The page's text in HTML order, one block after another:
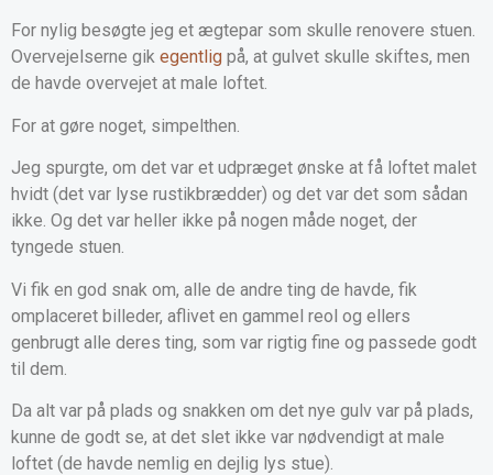
For nylig besøgte jeg et ægtepar som skulle renovere stuen.
Overvejelserne gik egentlig på, at gulvet skulle skiftes, men
de havde overvejet at male loftet.
For at gøre noget, simpelthen.
Jeg spurgte, om det var et udpræget ønske at få loftet malet
hvidt (det var lyse rustikbrædder) og det var det som sådan
ikke. Og det var heller ikke på nogen måde noget, der
tyngede stuen.
Vi fik en god snak om, alle de andre ting de havde, fik
omplaceret billeder, aflivet en gammel reol og ellers
genbrugt alle deres ting, som var rigtig fine og passede godt
til dem.
Da alt var på plads og snakken om det nye gulv var på plads,
kunne de godt se, at det slet ikke var nødvendigt at male
loftet (de havde nemlig en dejlig lys stue).